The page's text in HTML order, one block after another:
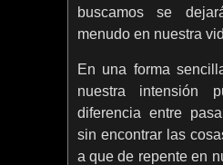
buscamos se
menudo en nuestra
En una forma
nuestra intensión
diferencia entre
sin encontrar las
a que de repente en